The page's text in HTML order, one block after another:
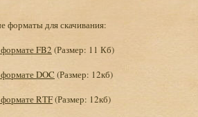
форматы для скачивания:
FB2 (Размер: 11 Кб)
DOC (Размер: 12кб)
RTF(Размер: 12кб)